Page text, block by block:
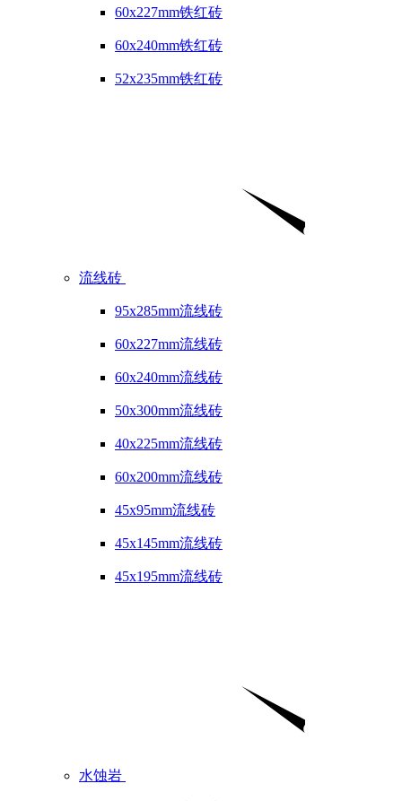
60x227mm铁红砖
60x240mm铁红砖
52x235mm铁红砖
流线砖
95x285mm流线砖
60x227mm流线砖
60x240mm流线砖
50x300mm流线砖
40x225mm流线砖
60x200mm流线砖
45x95mm流线砖
45x145mm流线砖
45x195mm流线砖
水蚀岩